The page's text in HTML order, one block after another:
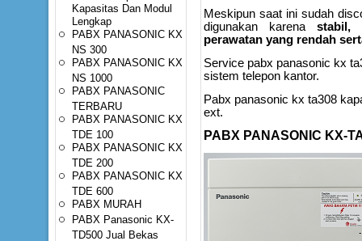
Kapasitas Dan Modul
Lengkap
PABX PANASONIC KX
NS 300
PABX PANASONIC KX
NS 1000
PABX PANASONIC
TERBARU
PABX PANASONIC KX
TDE 100
PABX PANASONIC KX
TDE 200
PABX PANASONIC KX
TDE 600
PABX MURAH
PABX Panasonic KX-
TD500 Jual Bekas
Meskipun saat ini sudah
digunakan karena stabil,
perawatan yang rendah
Service pabx panasonic kx
sistem telepon kantor.
Pabx panasonic kx ta308
ext.
PABX PANASONIC KX-